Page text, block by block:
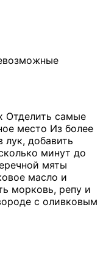
Отделить самые
место Из более
лук, добавить
минут до
мяты
масло и
морковь, репу и
с оливковым